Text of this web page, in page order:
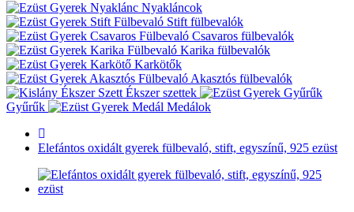
Nyakláncok
Stift fülbevalók
Csavaros fülbevalók
Karika fülbevalók
Karkötők
Akasztós fülbevalók
Ékszer szettek
Gyűrűk
Medálok
Elefántos oxidált gyerek fülbevaló, stift, egyszínű, 925 ezüst